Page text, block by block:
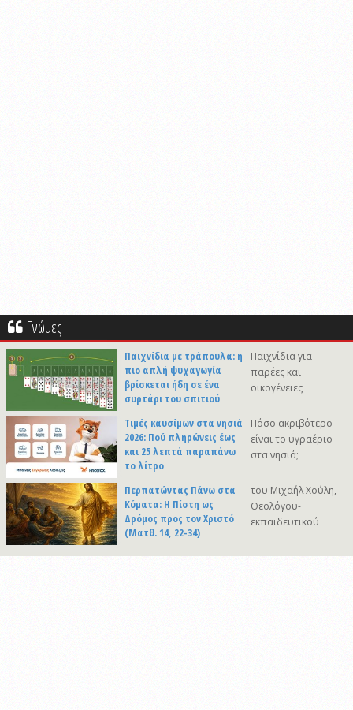
Γνώμες
Παιχνίδια με τράπουλα: η
πιο απλή ψυχαγωγία
βρίσκεται ήδη σε ένα
συρτάρι του σπιτιού
Παιχνίδια για
παρέες και
οικογένειες
Τιμές καυσίμων στα νησιά
2026: Πού πληρώνεις έως
και 25 λεπτά παραπάνω
το λίτρο
Πόσο ακριβότερο
είναι το υγραέριο
στα νησιά;
Περπατώντας Πάνω στα
Κύματα: Η Πίστη ως
Δρόμος προς τον Χριστό
(Ματθ. 14, 22-34)
του Μιχαήλ Χούλη,
Θεολόγου-
εκπαιδευτικού